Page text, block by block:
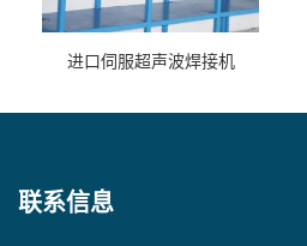
进口伺服超声波焊接机
联系信息